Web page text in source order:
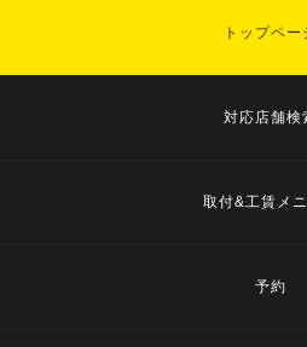
トップペー
対応店舗検
取付&工賃メ
予約